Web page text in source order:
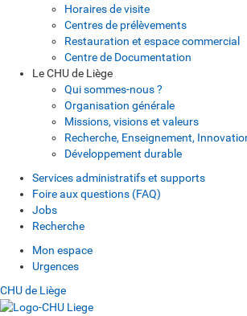
Horaires de visite
Centres de prélèvements
Restauration et espace commercial
Centre de Documentation
Le CHU de Liège
Qui sommes-nous ?
Organisation générale
Missions, visions et valeurs
Recherche, Enseignement,
Développement durable
Services administratifs et supports
Foire aux questions (FAQ)
Jobs
Recherche
Mon espace
Urgences
CHU de Liège